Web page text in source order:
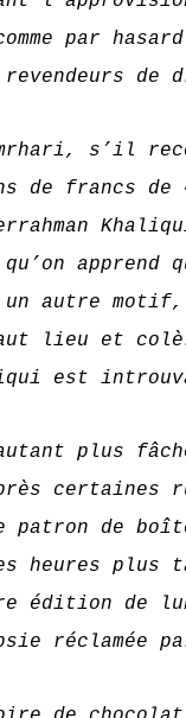
par
de
s’il
de francs de
un autre
lieu et
est
plus
certaines
patron de
heures plus
édition de
réclamée